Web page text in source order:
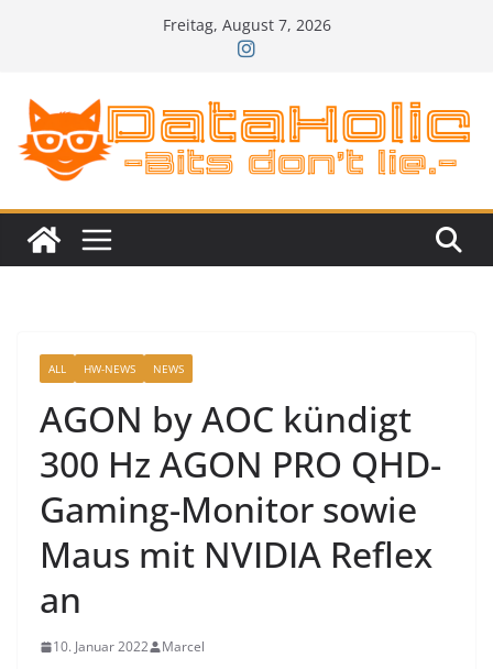
Freitag, August 7, 2026
ALL HW-NEWS NEWS
AGON by AOC kündigt
300 Hz AGON PRO QHD-
Gaming-Monitor sowie
Maus mit NVIDIA Reflex
an
10. Januar 2022 Marcel